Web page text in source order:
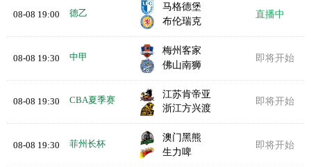
08-08 19:00 德乙
马格德堡
布伦瑞克
直播中
08-08 19:30 中甲
梅州客家
佛山南狮
即将开始
08-08 19:30 CBA夏季赛
江苏肯帝亚
浙江方兴渡
即将开始
08-08 19:30 菲州长杯
澳门黑熊
生力啤
即将开始